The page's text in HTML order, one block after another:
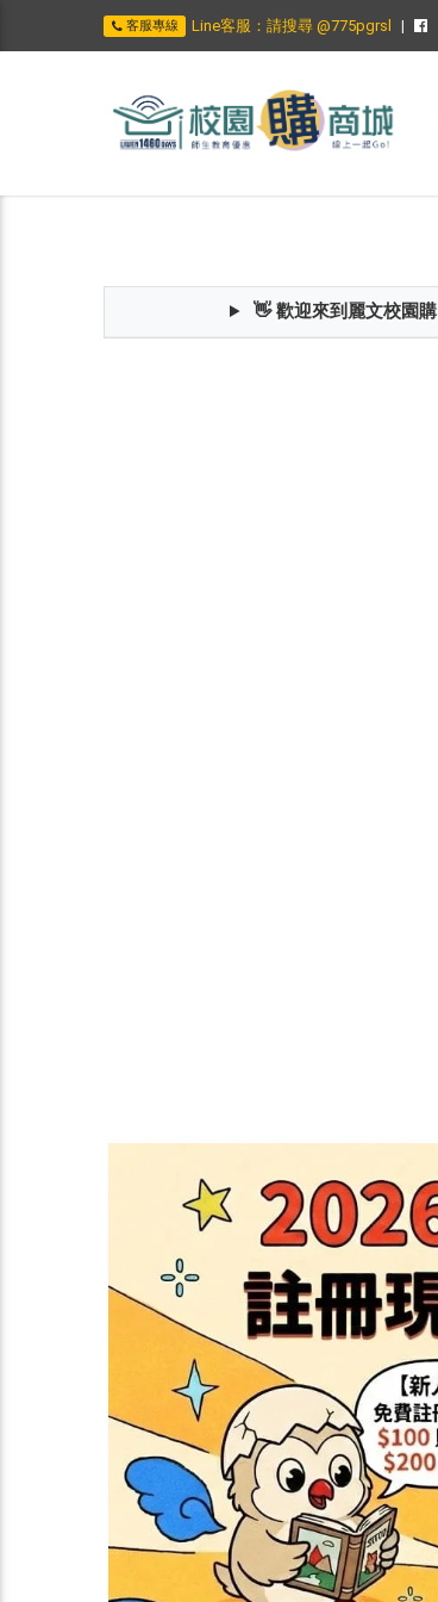
客服專線 Line客服：請搜尋 @775pgrsl
👋 歡迎來到麗文校園購